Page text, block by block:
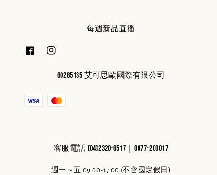
每週新品直播
60285135 艾可思歐國際有限公司
客服電話 (04)2320-6517｜0977-200017
週一～五 09:00-17:00 (不含國定假日)